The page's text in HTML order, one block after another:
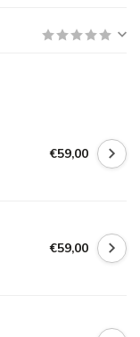
€59,00
€59,00